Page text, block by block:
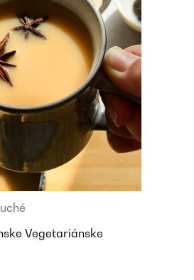
Vegetariánske